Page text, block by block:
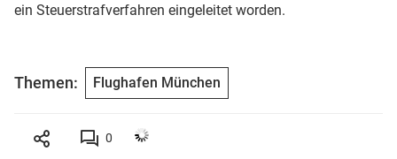
ein Steuerstrafverfahren eingeleitet worden.
Themen: Flughafen München
0